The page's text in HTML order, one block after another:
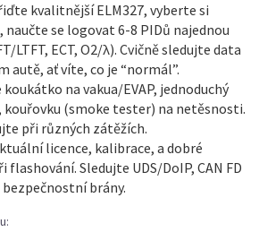
kvalitnější ELM327, vyberte si
naučte se logovat 6-8 PIDů najednou
LTFT, ECT, O2/λ). Cvičně sledujte data
autě, ať víte, co je “normál”.
na vakua/EVAP, jednoduchý
(smoke tester) na netěsnosti.
při různých zátěžích.
licence, kalibrace, a dobré
Sledujte UDS/DoIP, CAN FD
bezpečnostní brány.